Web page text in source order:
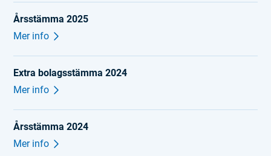
Årsstämma 2025
Mer info
Extra bolagsstämma 2024
Mer info
Årsstämma 2024
Mer info